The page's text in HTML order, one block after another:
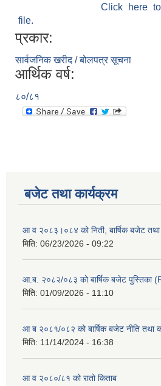
Click here
file.
प्रकार:
सार्वजनिक खरीद / बोलपत्र सूचना
आर्थिक वर्ष:
८०/८१
बजेट तथा कार्यक्रम
आ व २०८३।०८४ को निती, बार्षिक बजेट तथा
मिति: 06/23/2026 - 09:22
आ.ब. २०८२/०८३ को बार्षिक बजेट पुस्तिका
मिति: 01/09/2026 - 11:10
आ ब २०८१/०८२ को बार्षिक बजेट नीति तथा
मिति: 11/14/2024 - 16:38
आ व २०८०/८१ को रातो किताब